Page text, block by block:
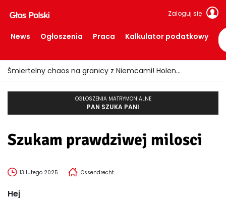
Zaloguj się
News Ogłoszenia Praca Kalkulator podatkowy
Śmiertelny chaos na granicy z Niemcami! Holendrzy żądają interwencji ministra
OGŁOSZENIA MATRYMONIALNE
PAN SZUKA PANI
Szukam prawdziwej milosci
13 lutego 2025 Ossendrecht
Hej